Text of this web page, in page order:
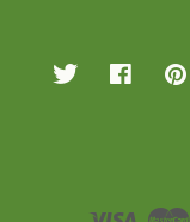
Twitter Facebook
Visa